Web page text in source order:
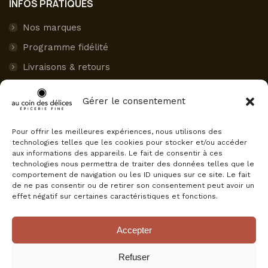
Gérer le consentement
Pour offrir les meilleures expériences, nous utilisons des
technologies telles que les cookies pour stocker et/ou accéder
aux informations des appareils. Le fait de consentir à ces
technologies nous permettra de traiter des données telles que le
comportement de navigation ou les ID uniques sur ce site. Le fait
de ne pas consentir ou de retirer son consentement peut avoir un
effet négatif sur certaines caractéristiques et fonctions.
Accepter
Refuser
INFOS PRATIQUES
Nos marques
Programme fidélité
Livraisons & retours
Paiement sécurisé
Mon compte
AVIS CLIENTS
Au Coin des Délices
4.5
Basé sur 75 avis
powered byGoogle